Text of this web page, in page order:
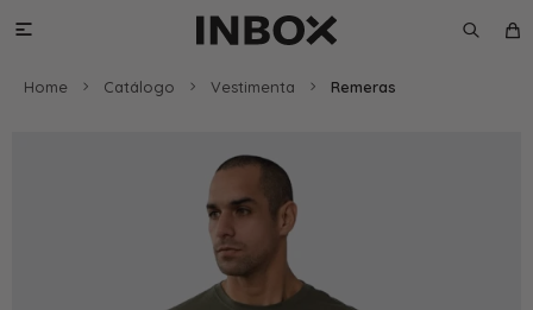

Home Catálogo Vestimenta Remeras